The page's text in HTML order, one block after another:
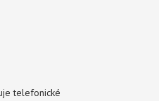
telefonické